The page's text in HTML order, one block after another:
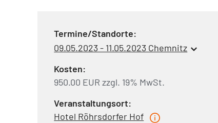
Termine/Standorte:
09.05.2023 - 11.05.2023 Chemnitz
Kosten:
950.00 EUR zzgl. 19% MwSt.
Veranstaltungsort:
Hotel Röhrsdorfer Hof